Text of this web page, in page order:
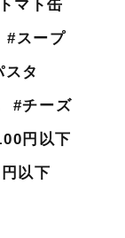
マト缶
#スープ
スタ
#チーズ
円以下
以下